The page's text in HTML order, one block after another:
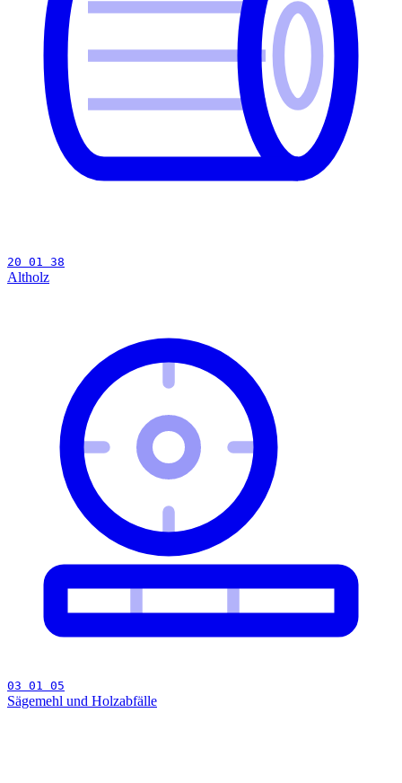
20 01 38
Altholz
03 01 05
Sägemehl und Holzabfälle